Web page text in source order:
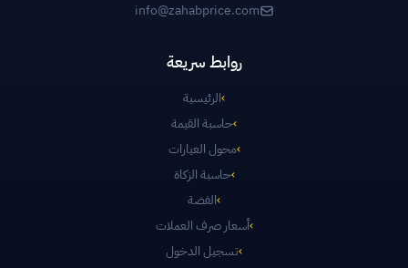
info@zahabprice.com
روابط سريعة
›الرئيسية
›حاسبة القيمة
›محول العيارات
›حاسبة الزكاة
›الفضة
›أسعار صرف العملات
›تسجيل الدخول